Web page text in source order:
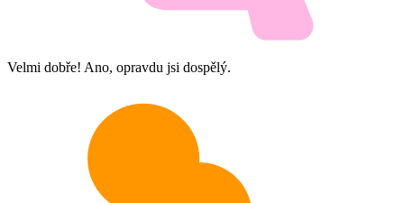
Velmi dobře! Ano, opravdu jsi dospělý.